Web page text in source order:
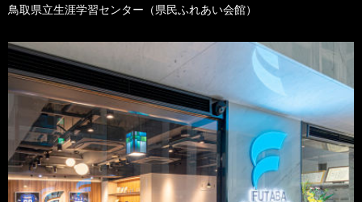
鳥取県立生涯学習センター（県民ふれあい会館）